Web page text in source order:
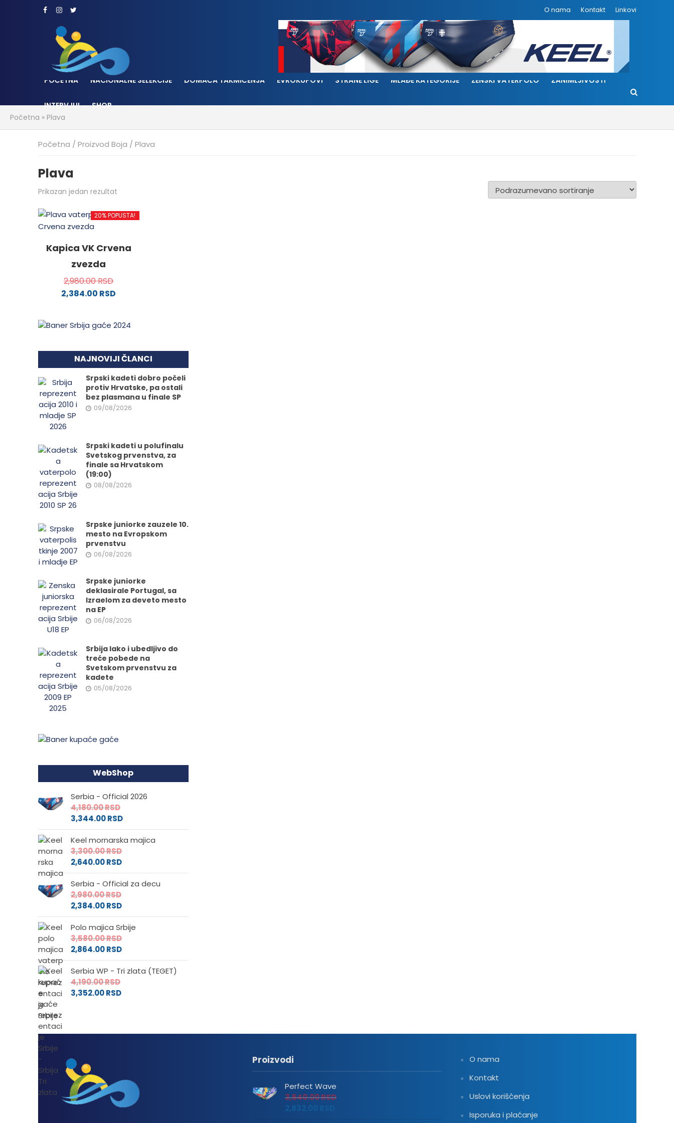
O nama Kontakt Linkovi
POČETNA NACIONALNE SELEKCIJE DOMAĆA TAKMIČENJA EVROKUPOVI STRANE LIGE MLAĐE KATEGORIJE ŽENSKI VATERPOLO ZANIMLJIVOSTI
INTERVJUI
SHOP
Početna » Plava
Početna / Proizvod Boja / Plava
Plava
Prikazan jedan rezultat
20% POPUSTA!
Kapica VK Crvena
zvezda
2,980.00RSD
2,384.00 RSD
ima
varijanti.
mogu
izabrane
na
stranici
NAJNOVIJI ČLANCI
Srpski kadeti dobro počeli
protiv Hrvatske, pa ostali
bez plasmana u finale SP
09/08/2026
Srpski kadeti u polufinalu
Svetskog prvenstva, za
finale sa Hrvatskom
(19:00)
08/08/2026
Srpske juniorke zauzele 10.
mesto na Evropskom
prvenstvu
06/08/2026
Srpske juniorke
deklasirale Portugal, sa
Izraelom za deveto mesto
na EP
06/08/2026
Srbija lako i ubedljivo do
treće pobede na
Svetskom prvenstvu za
kadete
05/08/2026
WebShop
Serbia - Official 2026
4,180.00RSD
3,344.00RSD
Keel mornarska majica
3,300.00RSD
2,640.00RSD
Serbia - Official za decu
2,980.00RSD
2,384.00RSD
Polo majica Srbije
3,580.00RSD
2,864.00RSD
Serbia WP - Tri zlata (TEGET)
4,190.00RSD
3,352.00RSD
Proizvodi
Perfect Wave
3,540.00RSD
2,832.00
O nama
Kontakt
Uslovi korišćenja
Isporuka i plaćanje